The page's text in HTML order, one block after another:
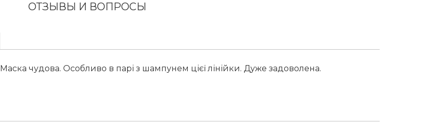
ОТЗЫВЫ И ВОПРОСЫ
Маска чудова. Особливо в парі з шампунем цієї лінійки. Дуже задоволена.